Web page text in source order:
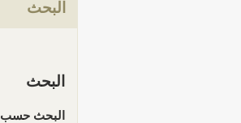
البحث
البحث
البحث حسب